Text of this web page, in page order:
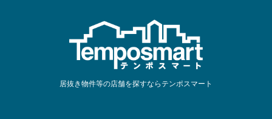
居抜き物件等の店舗を探すならテンポスマート